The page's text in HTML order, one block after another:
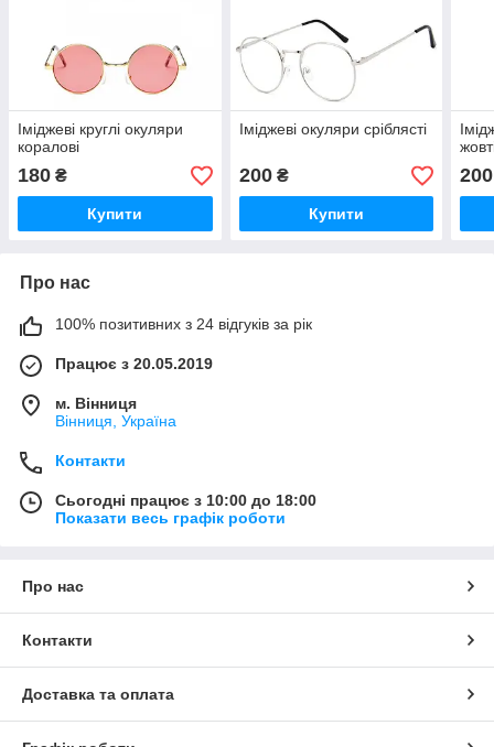
Іміджеві круглі окуляри
коралові
180 ₴
Купити
Іміджеві окуляри сріблясті
200₴
Купити
200
Про нас
100% позитивних з 24 відгуків за рік
Працює з 20.05.2019
м. Вінниця
Вінниця, Україна
Контакти
Сьогодні працює з 10:00 до 18:00
Показати весь графік роботи
Про нас
Контакти
Доставка та оплата